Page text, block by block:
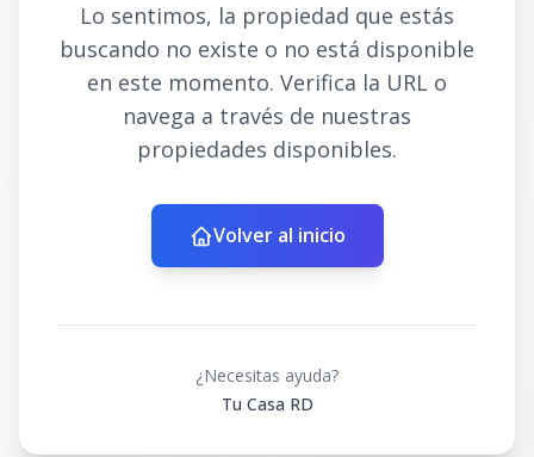
Lo sentimos, la propiedad que estás
buscando no existe o no está disponible
en este momento. Verifica la URL o
navega a través de nuestras
propiedades disponibles.
Volver al inicio
¿Necesitas ayuda?
Tu Casa RD